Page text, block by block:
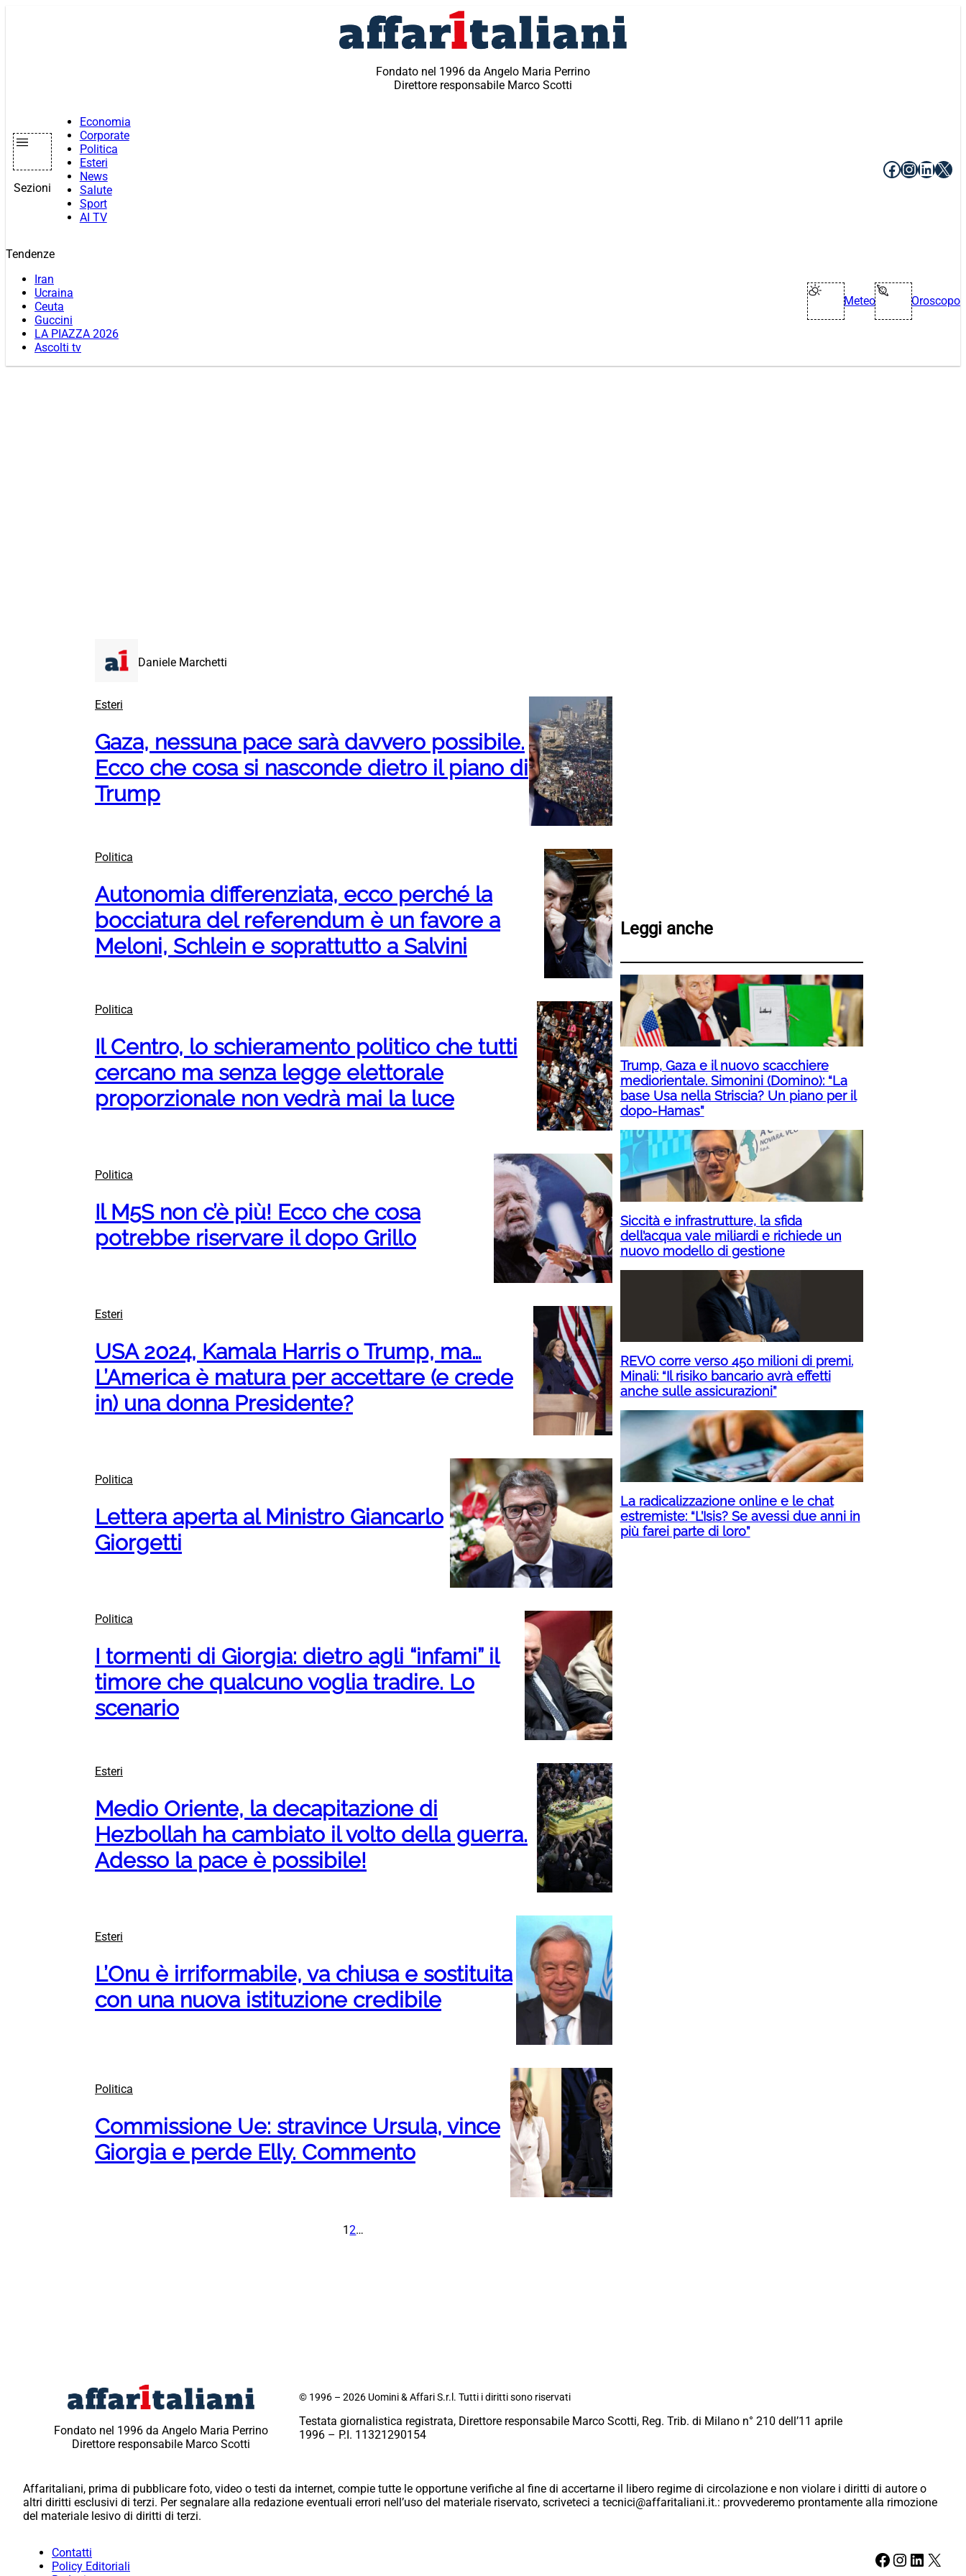
Fondato nel 1996 da Angelo Maria Perrino
Direttore responsabile Marco Scotti
Sezioni
Economia
Corporate
Politica
Esteri
News
Salute
Sport
AI TV
Facebook
X
Tendenze
Iran
Ucraina
Ceuta
Guccini
LA PIAZZA 2026
Ascolti tv
Meteo Oroscopo
Daniele Marchetti
Esteri
Gaza, nessuna pace sarà davvero possibile.
Ecco che cosa si nasconde dietro il piano di
Trump
Politica
Autonomia differenziata, ecco perché la
bocciatura del referendum è un favore a
Meloni, Schlein e soprattutto a Salvini
Politica
Il Centro, lo schieramento politico che tutti
cercano ma senza legge elettorale
proporzionale non vedrà mai la luce
Politica
Il M5S non c’è più! Ecco che cosa
potrebbe riservare il dopo Grillo
Esteri
USA 2024, Kamala Harris o Trump, ma…
L’America è matura per accettare (e crede
in) una donna Presidente?
Politica
Lettera aperta al Ministro Giancarlo
Giorgetti
Politica
I tormenti di Giorgia: dietro agli “infami” il
timore che qualcuno voglia tradire. Lo
scenario
Esteri
Medio Oriente, la decapitazione di
Hezbollah ha cambiato il volto della guerra.
Adesso la pace è possibile!
Esteri
L’Onu è irriformabile, va chiusa e sostituita
con una nuova istituzione credibile
Politica
Commissione Ue: stravince Ursula, vince
Giorgia e perde Elly. Commento
12…
Leggi anche
Trump, Gaza e il nuovo scacchiere
mediorientale. Simonini (Domino): “La
base Usa nella Striscia? Un piano per il
dopo-Hamas”
Siccità e infrastrutture, la sfida
dell’acqua vale miliardi e richiede un
nuovo modello di gestione
REVO corre verso 450 milioni di premi.
Minali: “Il risiko bancario avrà effetti
anche sulle assicurazioni”
La radicalizzazione online e le chat
estremiste: “L’Isis? Se avessi due anni in
più farei parte di loro”
Fondato nel 1996 da Angelo Maria Perrino
Direttore responsabile Marco Scotti
© 1996 – 2026 Uomini & Affari S.r.l. Tutti i diritti sono riservati
Testata giornalistica registrata, Direttore responsabile Marco Scotti, Reg. Trib. di Milano n° 210 dell’11 aprile
1996 – P.I. 11321290154
Affaritaliani, prima di pubblicare foto, video o testi da internet, compie tutte le opportune verifiche al fine di accertarne il libero regime di circolazione e non violare i diritti di autore o
altri diritti esclusivi di terzi. Per segnalare alla redazione eventuali errori nell’uso del materiale riservato, scriveteci a tecnici@affaritaliani.it.: provvederemo prontamente alla rimozione
del materiale lesivo di diritti di terzi.
Contatti
Policy Editoriali
Facebook Instagram LinkedIn X